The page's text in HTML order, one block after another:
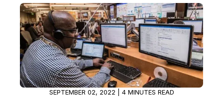
SEPTEMBER 02, 2022 | 4 MINUTES READ